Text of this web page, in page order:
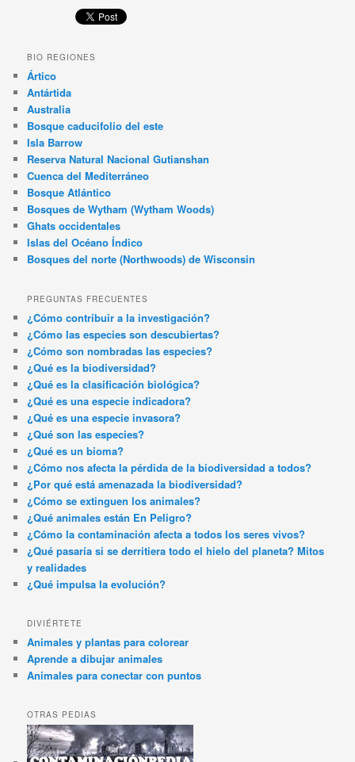
BIO REGIONES
Ártico
Antártida
Australia
Bosque caducifolio del este
Isla Barrow
Reserva Natural Nacional Gutianshan
Cuenca del Mediterráneo
Bosque Atlántico
Bosques de Wytham (Wytham Woods)
Ghats occidentales
Islas del Océano Índico
Bosques del norte (Northwoods) de Wisconsin
PREGUNTAS FRECUENTES
¿Cómo contribuir a la investigación?
¿Cómo las especies son descubiertas?
¿Cómo son nombradas las especies?
¿Qué es la biodiversidad?
¿Qué es la clasificación biológica?
¿Qué es una especie indicadora?
¿Qué es una especie invasora?
¿Qué son las especies?
¿Qué es un bioma?
¿Cómo nos afecta la pérdida de la biodiversidad a todos?
¿Por qué está amenazada la biodiversidad?
¿Cómo se extinguen los animales?
¿Qué animales están En Peligro?
¿Cómo la contaminación afecta a todos los seres vivos?
¿Qué pasaría si se derritiera todo el hielo del planeta? Mitos
y realidades
¿Qué impulsa la evolución?
DIVIÉRTETE
Animales y plantas para colorear
Aprende a dibujar animales
Animales para conectar con puntos
OTRAS PEDIAS